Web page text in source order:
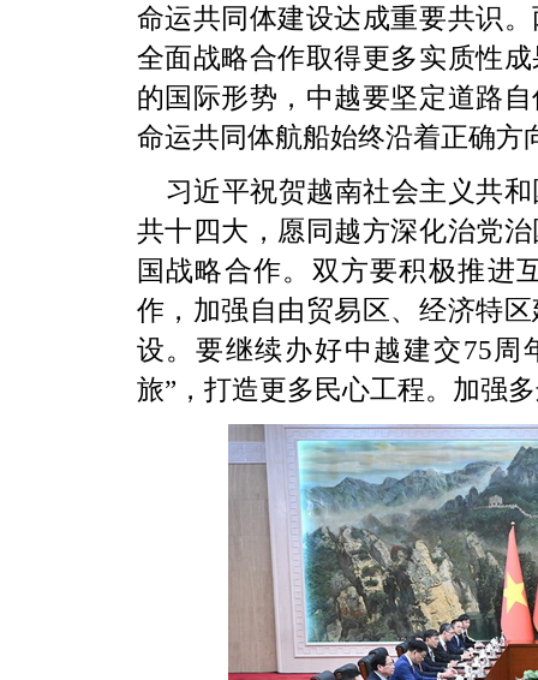
命运共同体建设达成重要共识
全面战略合作取得更多实质性
的国际形势，中越要坚定道路
命运共同体航船始终沿着正确方
习近平祝贺越南社会主义共
共十四大，愿同越方深化治党
国战略合作。双方要积极推进
作，加强自由贸易区、经济特
设。要继续办好中越建交75周
旅”，打造更多民心工程。加强